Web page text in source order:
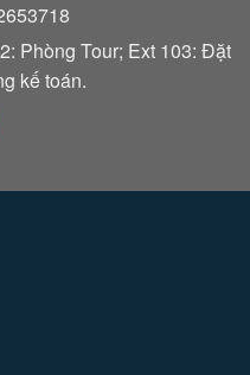
Phòng Tour; Ext 103: Đặt
kế toán.